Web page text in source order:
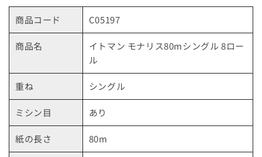
三重県の指定袋から探す
滋賀県の指定袋から探す
京都府の指定袋から探す
大坂府の指定袋から探す
兵庫県の指定袋から探す
商品コード C05197
商品名
イトマン モナリス80mシングル 8ロー
ル
重ね シングル
ミシン目 あり
紙の長さ 80m